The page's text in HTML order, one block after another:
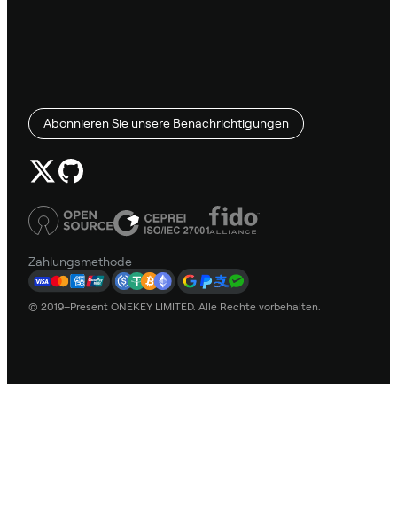
Abonnieren Sie unsere Benachrichtigungen
Zahlungsmethode
© 2019–Present ONEKEY LIMITED. Alle Rechte vorbehalten.